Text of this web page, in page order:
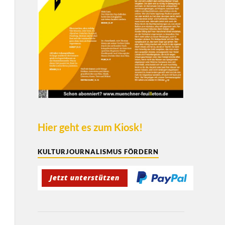
Hier geht es zum Kiosk!
KULTURJOURNALISMUS FÖRDERN